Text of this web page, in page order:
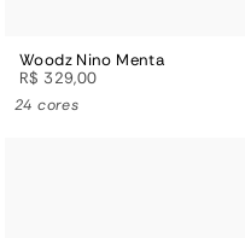
Woodz Nino Menta
R$ 329,00
24 cores